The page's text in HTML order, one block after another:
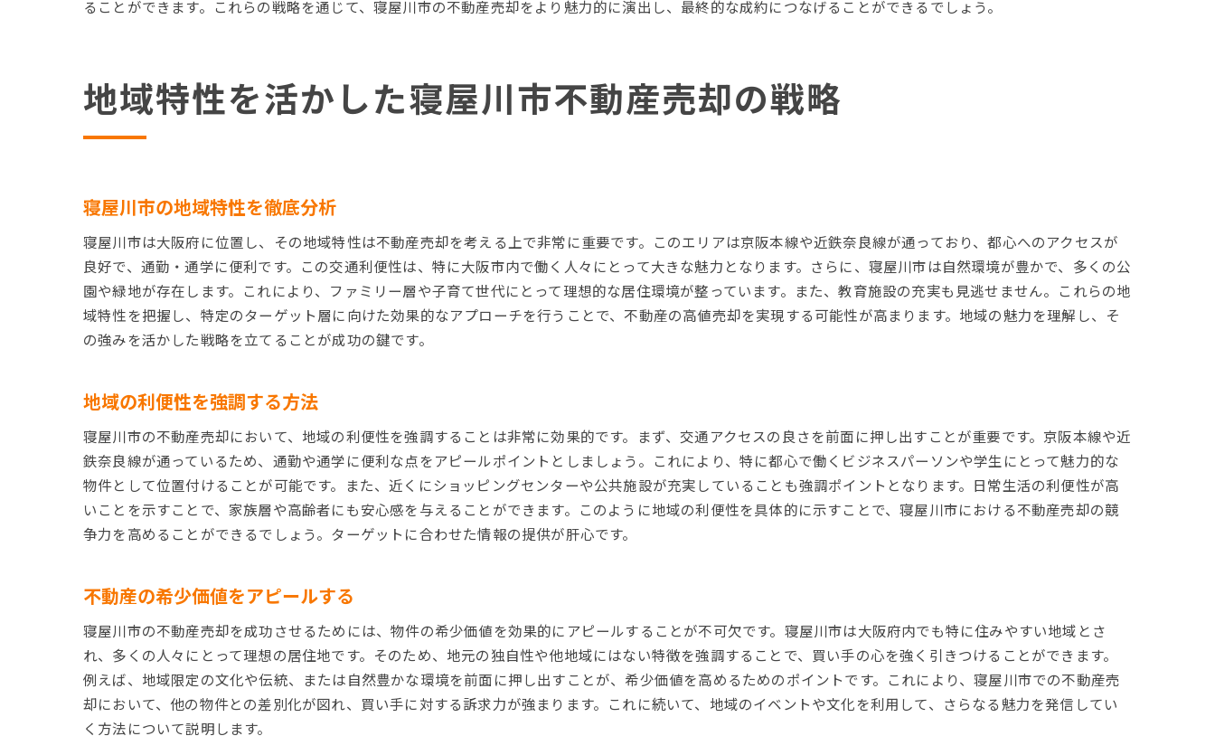
売却プロセスをスムーズにするステップ
売却チームの役割と協力体制
ることができます。これらの戦略を通じて、寝屋川市の不動産売却をより魅力的に演出し、最終的な成約につなげることができるでしょう。
地域特性を活かした寝屋川市不動産売却の戦略
寝屋川市の地域特性を徹底分析
寝屋川市は大阪府に位置し、その地域特性は不動産売却を考える上で非常に重要です。このエリアは京阪本線や近鉄奈良線が通っており、都心へのアクセスが
良好で、通勤・通学に便利です。この交通利便性は、特に大阪市内で働く人々にとって大きな魅力となります。さらに、寝屋川市は自然環境が豊かで、多くの公
園や緑地が存在します。これにより、ファミリー層や子育て世代にとって理想的な居住環境が整っています。また、教育施設の充実も見逃せません。これらの地
域特性を把握し、特定のターゲット層に向けた効果的なアプローチを行うことで、不動産の高値売却を実現する可能性が高まります。地域の魅力を理解し、そ
の強みを活かした戦略を立てることが成功の鍵です。
地域の利便性を強調する方法
寝屋川市の不動産売却において、地域の利便性を強調することは非常に効果的です。まず、交通アクセスの良さを前面に押し出すことが重要です。京阪本線や近
鉄奈良線が通っているため、通勤や通学に便利な点をアピールポイントとしましょう。これにより、特に都心で働くビジネスパーソンや学生にとって魅力的な
物件として位置付けることが可能です。また、近くにショッピングセンターや公共施設が充実していることも強調ポイントとなります。日常生活の利便性が高
いことを示すことで、家族層や高齢者にも安心感を与えることができます。このように地域の利便性を具体的に示すことで、寝屋川市における不動産売却の競
争力を高めることができるでしょう。ターゲットに合わせた情報の提供が肝心です。
不動産の希少価値をアピールする
寝屋川市の不動産売却を成功させるためには、物件の希少価値を効果的にアピールすることが不可欠です。寝屋川市は大阪府内でも特に住みやすい地域とさ
れ、多くの人々にとって理想の居住地です。そのため、地元の独自性や他地域にはない特徴を強調することで、買い手の心を強く引きつけることができます。
例えば、地域限定の文化や伝統、または自然豊かな環境を前面に押し出すことが、希少価値を高めるためのポイントです。これにより、寝屋川市での不動産売
却において、他の物件との差別化が図れ、買い手に対する訴求力が強まります。これに続いて、地域のイベントや文化を利用して、さらなる魅力を発信してい
く方法について説明します。